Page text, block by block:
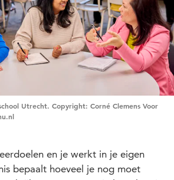
Utrecht. Copyright: Corné Clemens Voor
en je werkt in je eigen
bepaalt hoeveel je nog moet